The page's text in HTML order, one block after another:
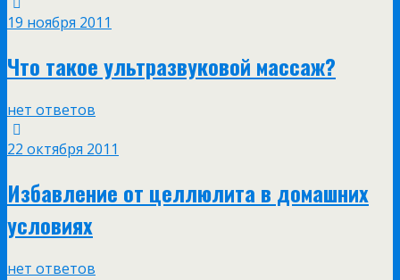
19 ноября 2011
Что такое ультразвуковой массаж?
нет ответов
22 октября 2011
Избавление от целлюлита в домашних
условиях
нет ответов